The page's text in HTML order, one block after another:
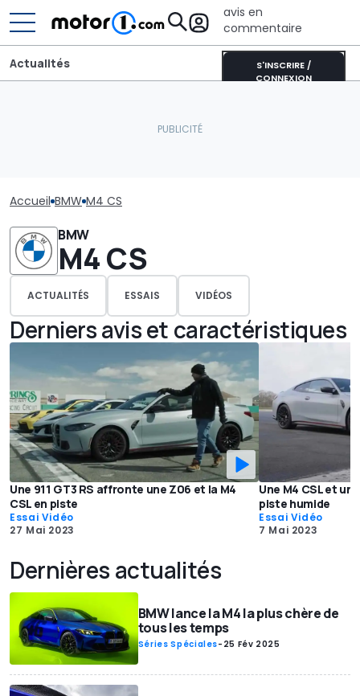
avis en
commentaire
S'INSCRIRE /
CONNEXION
Actualités
Accueil BMW M4 CS
BMW
M4 CS
ACTUALITÉS ESSAIS VIDÉOS
Derniers avis et caractéristiques
Une 911 GT3 RS affronte une Z06 et la M4
CSL en piste
Essai Vidéo
27 Mai 2023
Une M4 CSL et
piste humide
Essai Vidéo
7 Mai 2023
Dernières actualités
BMW lance la M4 la plus chère de
tous les temps
Séries Spéciales- 25 Fév 2025